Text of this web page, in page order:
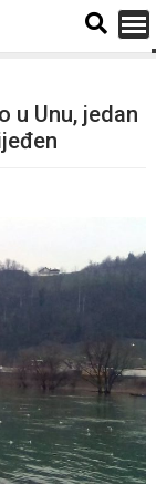
u Unu, jedan